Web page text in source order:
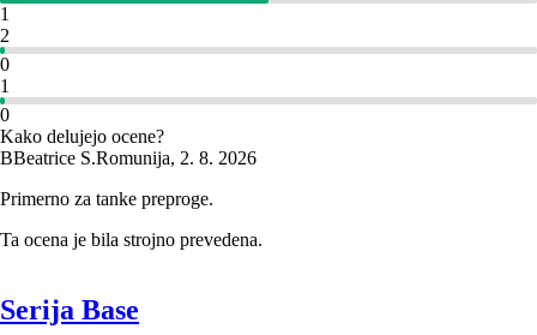
1
2
0
1
0
Kako delujejo ocene?
BBeatrice S.Romunija, 2. 8. 2026
Primerno za tanke preproge.
Ta ocena je bila strojno prevedena.
Serija Base